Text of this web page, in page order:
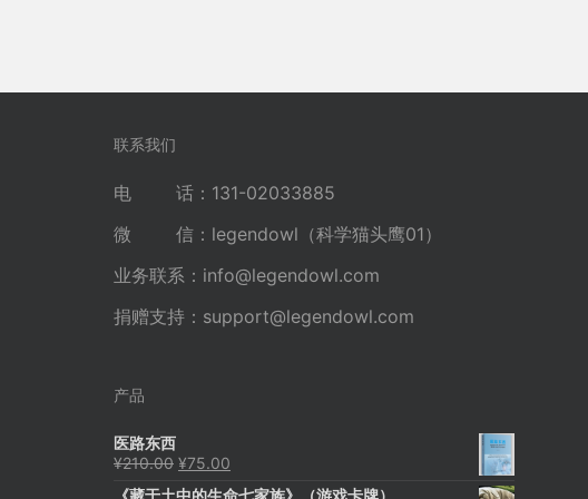
联系我们
电 话：131-02033885
微 信：legendowl（科学猫头鹰01）
业务联系： info@legendowl.com
捐赠支持： support@legendowl.com
产品
医路东西
¥210.00 原
¥75.00